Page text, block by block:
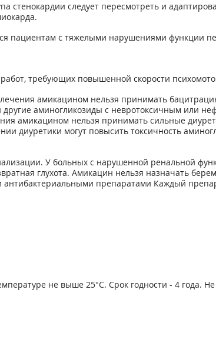
стенокардии следует пересмотреть и
пациентам с тяжелыми нарушениями функции
требующих повышенной скорости
амикацином нельзя принимать
аминогликозиды с невротоксичным или
амикацином нельзя принимать сильные
диуретики могут повысить токсичность
У больных с нарушенной ренальной
глухота. Амикацин нельзя назначать
антибактериальными препаратами Каждый
не выше 25°С. Срок годности - 4 года.